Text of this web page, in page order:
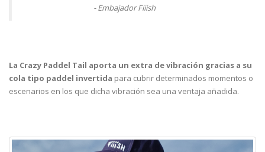
- Embajador Fiiish
La Crazy Paddel Tail aporta un extra de vibración gracias a su
cola tipo paddel invertida para cubrir determinados momentos o
escenarios en los que dicha vibración sea una ventaja añadida.